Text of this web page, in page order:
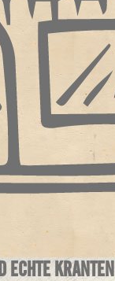
ECHTE KRANTEN